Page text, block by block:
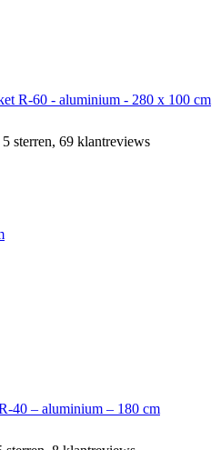
R-60 - aluminium - 280 x 100 cm
sterren, 69 klantreviews
40 – aluminium – 180 cm